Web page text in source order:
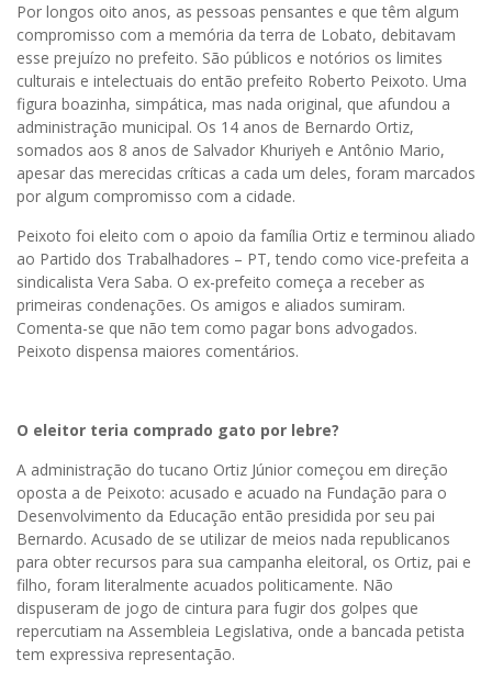
Por longos oito anos, as pessoas pensantes e que têm algum
compromisso com a memória da terra de Lobato, debitavam
esse prejuízo no prefeito. São públicos e notórios os limites
culturais e intelectuais do então prefeito Roberto Peixoto. Uma
figura boazinha, simpática, mas nada original, que afundou a
administração municipal. Os 14 anos de Bernardo Ortiz,
somados aos 8 anos de Salvador Khuriyeh e Antônio Mario,
apesar das merecidas críticas a cada um deles, foram marcados
por algum compromisso com a cidade.
Peixoto foi eleito com o apoio da família Ortiz e terminou aliado
ao Partido dos Trabalhadores – PT, tendo como vice-prefeita a
sindicalista Vera Saba. O ex-prefeito começa a receber as
primeiras condenações. Os amigos e aliados sumiram.
Comenta-se que não tem como pagar bons advogados.
Peixoto dispensa maiores comentários.
O eleitor teria comprado gato por lebre?
A administração do tucano Ortiz Júnior começou em direção
oposta a de Peixoto: acusado e acuado na Fundação para o
Desenvolvimento da Educação então presidida por seu pai
Bernardo. Acusado de se utilizar de meios nada republicanos
para obter recursos para sua campanha eleitoral, os Ortiz, pai e
filho, foram literalmente acuados politicamente. Não
dispuseram de jogo de cintura para fugir dos golpes que
repercutiam na Assembleia Legislativa, onde a bancada petista
tem expressiva representação.